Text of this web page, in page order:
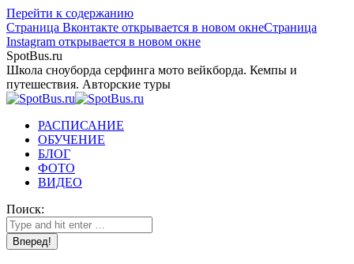
Перейти к содержанию
Страница Вконтакте открывается в новом окнеСтраница
Instagram открывается в новом окне
SpotBus.ru
Школа сноуборда серфинга мото вейкборда. Кемпы и
путешествия. Авторские туры
РАСПИСАНИЕ
ОБУЧЕНИЕ
БЛОГ
ФОТО
ВИДЕО
Поиск: